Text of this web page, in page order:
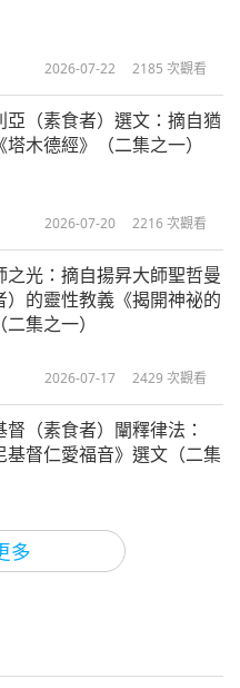
學中尋求教養，而非透
正是這樣的經驗，讓新
中的重要橋樑，因此古
人總追求自己熱愛的事
乎是普世共通。只要稍
生活，也會從那些原始
悅。［…］」
多
2026-07-22 2185 次觀看
亞（素食者）選文：摘自猶
木德經》（二集之一）
2026-07-20 2216次觀看
之光：摘自揚昇大師聖哲曼
）的靈性教義《揭開神祕的
集之一）
2026-07-17 2429 次觀看
督（素食者）闡釋律法：
基督仁愛福音》選文（二集
2026-07-15